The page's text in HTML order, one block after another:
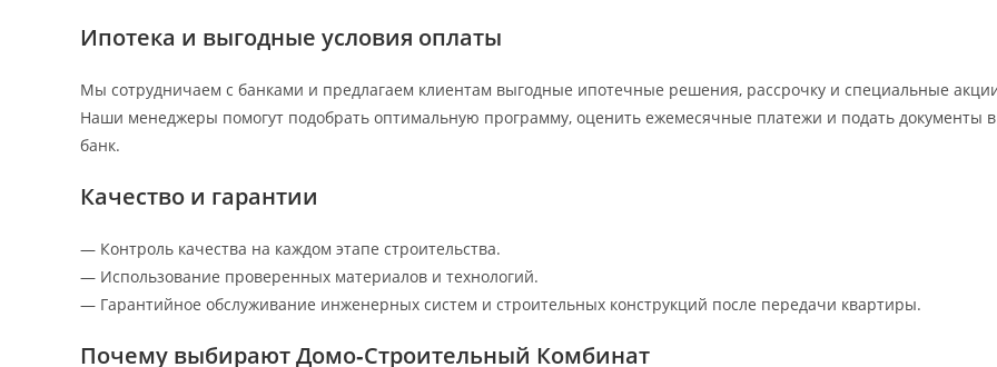
Ипотека и выгодные условия оплаты
Мы сотрудничаем с банками и предлагаем клиентам выгодные ипотечные решения, рассрочку и специальные
Наши менеджеры помогут подобрать оптимальную программу, оценить ежемесячные платежи и подать документы в
банк.
Качество и гарантии
— Контроль качества на каждом этапе строительства.
— Использование проверенных материалов и технологий.
— Гарантийное обслуживание инженерных систем и строительных конструкций после передачи квартиры.
Почему выбирают Домо‑Строительный Комбинат